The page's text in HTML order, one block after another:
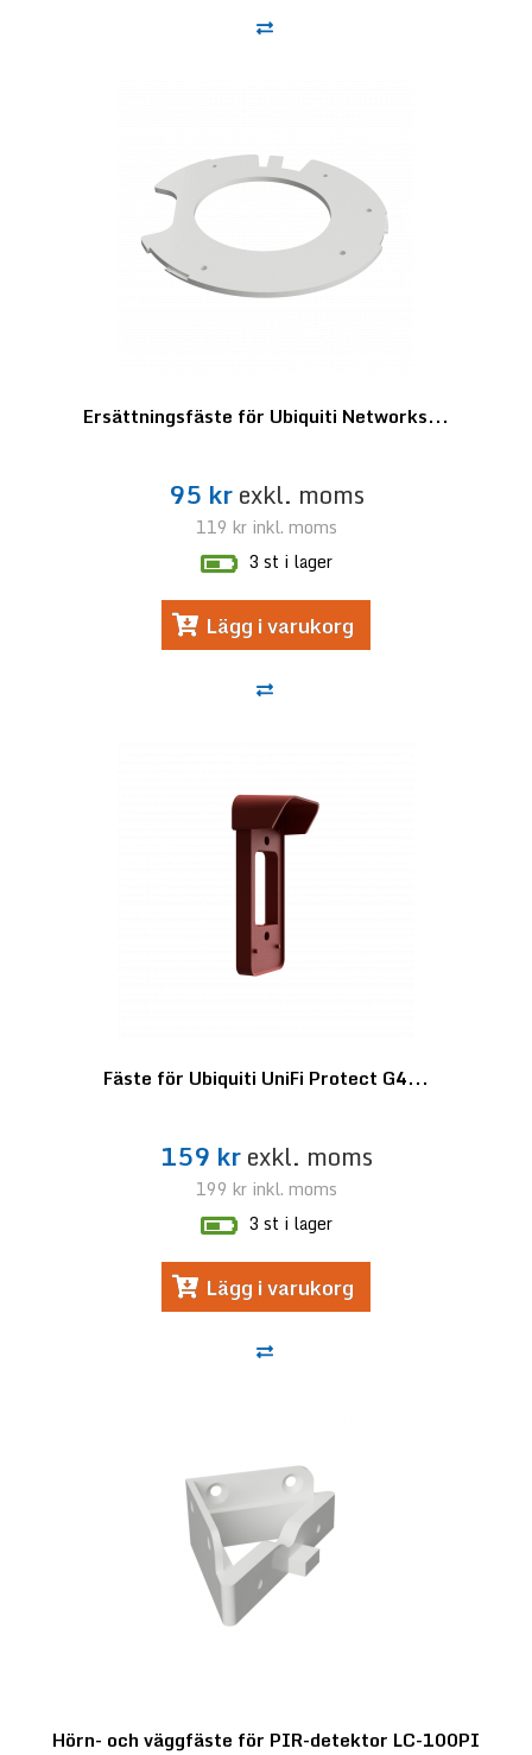
Ersättningsfäste för Ubiquiti Networks...
95 krexkl. moms
119 krinkl. moms
3 st i lager
Lägg i varukorg
Fäste för Ubiquiti UniFi Protect G4...
159 krexkl. moms
199 krinkl. moms
3 st i lager
Lägg i varukorg
Hörn- och väggfäste för PIR-detektor LC-100PI